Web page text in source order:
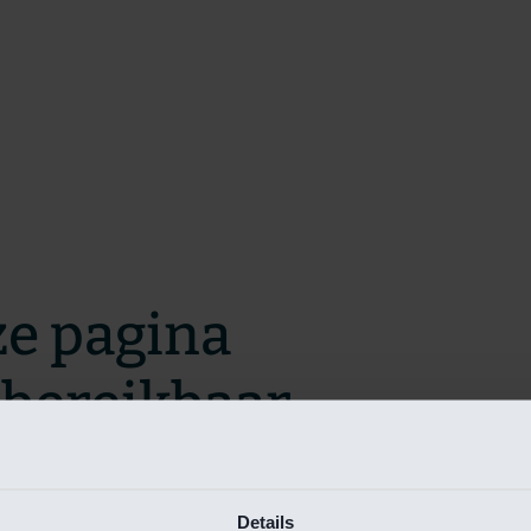
Details
pagina
zo snel mogelijk te verhelpen.